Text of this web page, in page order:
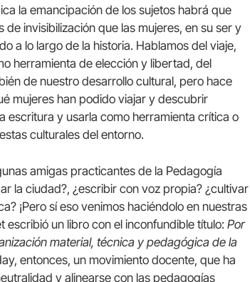
la emancipación de los sujetos habrá que
invisibilización que las mujeres, en su ser y
a lo largo de la historia. Hablamos del viaje,
herramienta de elección y libertad, del
de nuestro desarrollo cultural, pero hace
mujeres han podido viajar y descubrir
escritura y usarla como herramienta crítica o
culturales del entorno.
amigas practicantes de la Pedagogía
la ciudad?, ¿escribir con voz propia? ¿cultivar
¡Pero sí eso venimos haciéndolo en nuestras
escribió un libro con el inconfundible título:Por
material, técnica y pedagógica de la
entonces, un movimiento docente, que ha
y alinearse con las pedagogías